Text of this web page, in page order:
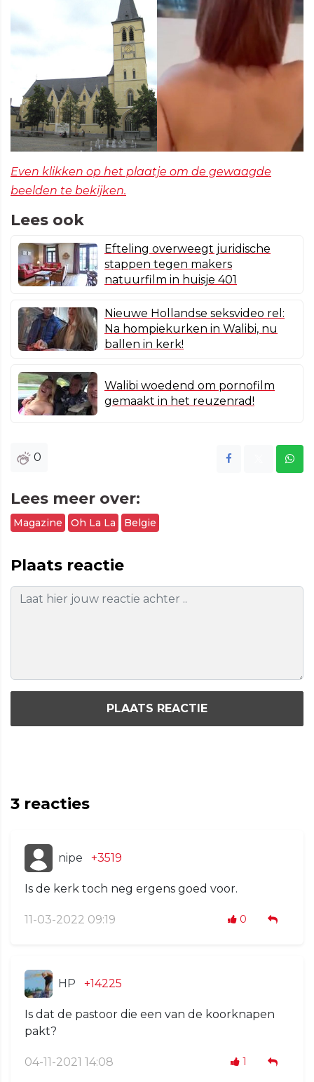
Even klikken op het plaatje om de gewaagde
beelden te bekijken.
Lees ook
Efteling overweegt juridische
stappen tegen makers
natuurfilm in huisje 401
Nieuwe Hollandse seksvideo rel:
Na hompiekurken in Walibi, nu
ballen in kerk!
Walibi woedend om pornofilm
gemaakt in het reuzenrad!
0
Lees meer over:
Magazine Oh La La Belgie
Plaats reactie
PLAATS REACTIE
3 reacties
nipe +3519
Is de kerk toch neg ergens goed voor.
11-03-2022 09:19 0
HP +14225
Is dat de pastoor die een van de koorknapen
pakt?
04-11-2021 14:08 1